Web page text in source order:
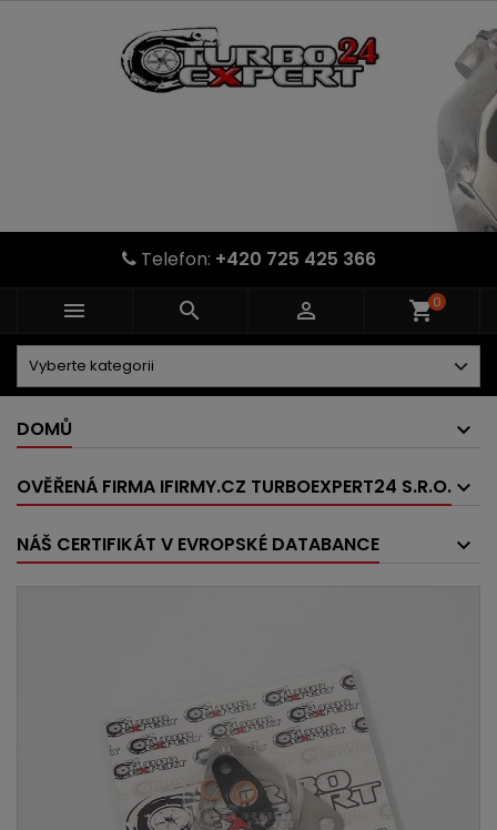
Telefon: +420 725 425 366
   shopping_cart0
DOMŮ
OVĚŘENÁ FIRMA IFIRMY.CZ TURBOEXPERT24 S.R.O.
NÁŠ CERTIFIKÁT V EVROPSKÉ DATABANCE